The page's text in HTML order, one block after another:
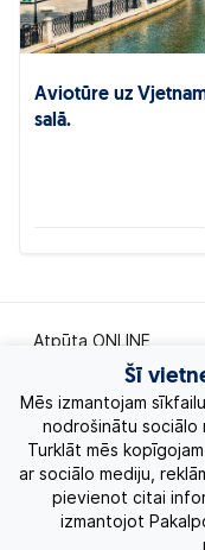
Aviotūre uz
salā.
Atpūta ONLINE
Ekskursiju ceļojumi
Eksotiskie ceļojumi
Labākie piedāvājumi
Šī
Mēs izmantojam
nodrošinātu sociālo
Turklāt mēs
ar sociālo mediju,
pievienot citai
izmantojot